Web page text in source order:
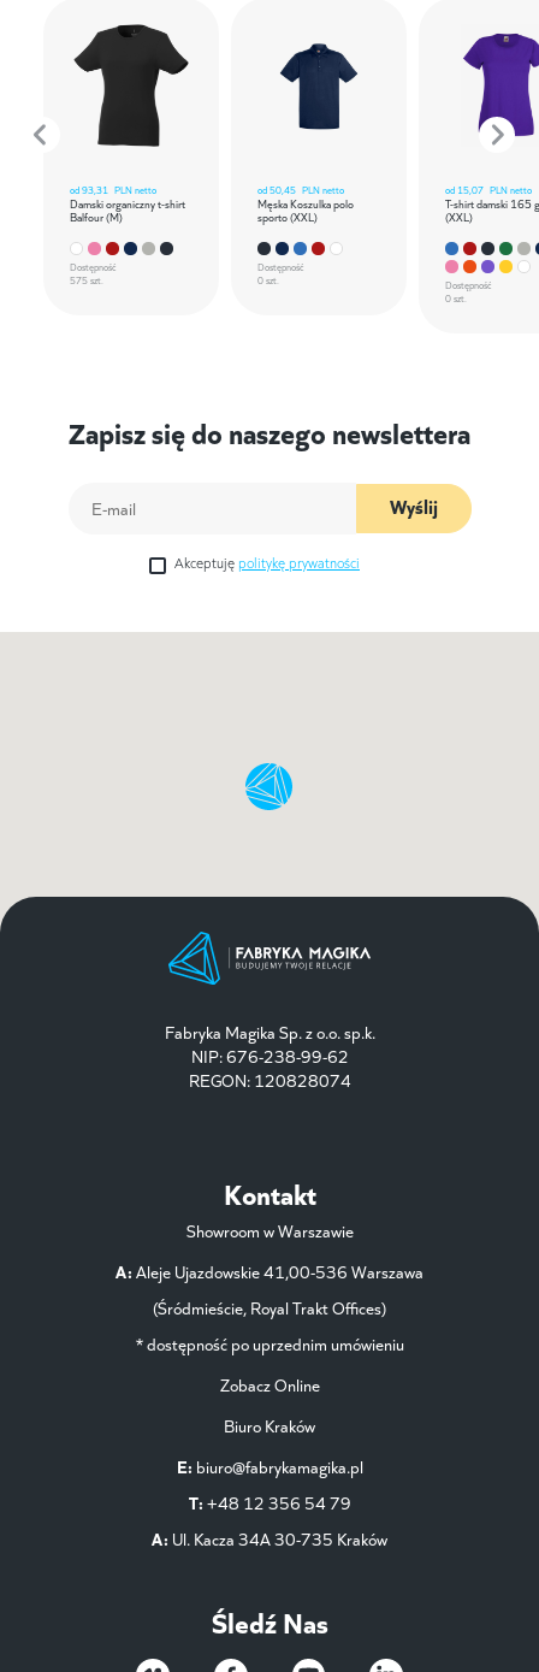
od93,31 PLN netto
Damski organiczny t-shirt
Balfour (M)
Dostępność
575 szt.
od50,45 PLN netto
Męska Koszulka polo
sporto (XXL)
Dostępność
0 szt.
od 15,07 PLN netto
T-shirt damski 165
(XXL)
Dostępność
0 szt.
Zapisz się do naszego newslettera
Wyślij
Akceptuję politykę prywatności
Fabryka Magika Sp. z o.o. sp.k.
NIP: 676-238-99-62
REGON: 120828074
Kontakt
Showroom w Warszawie
A: Aleje Ujazdowskie 41,00-536 Warszawa
(Śródmieście, Royal Trakt Offices)
* dostępność po uprzednim umówieniu
Zobacz Online
Biuro Kraków
E: biuro@fabrykamagika.pl
T: +48 12 356 54 79
A: Ul. Kacza 34A 30-735 Kraków
Śledź Nas